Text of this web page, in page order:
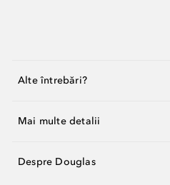
Alte întrebări?
Mai multe detalii
Despre Douglas